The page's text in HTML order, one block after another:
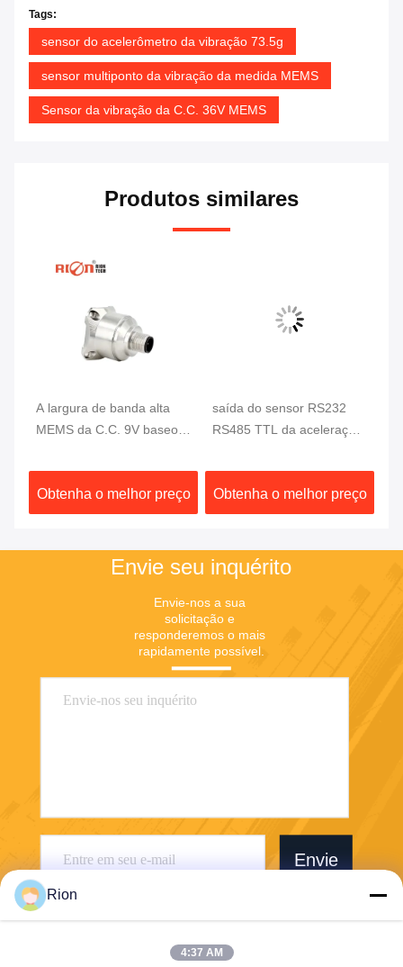
Tags:
sensor do acelerômetro da vibração 73.5g
sensor multiponto da vibração da medida MEMS
Sensor da vibração da C.C. 36V MEMS
Produtos similares
A largura de banda alta
MEMS da C.C. 9V baseou
acelerômetro 2000G
Obtenha o melhor preço
saída do sensor RS232
RS485 TTL da aceleração
AKF392B MEMS 3
Obtenha o melhor preço
Envie seu inquérito
Envie-nos a sua
solicitação e
responderemos o mais
rapidamente possível.
Envie
Rion
4:37 AM